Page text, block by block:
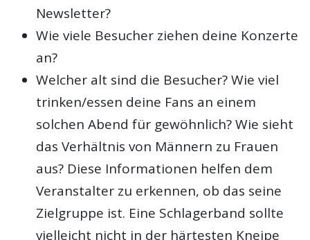
Newsletter?
Wie viele Besucher ziehen deine Konzerte
an?
Welcher alt sind die Besucher? Wie viel
trinken/essen deine Fans an einem
solchen Abend für gewöhnlich? Wie sieht
das Verhältnis von Männern zu Frauen
aus? Diese Informationen helfen dem
Veranstalter zu erkennen, ob das seine
Zielgruppe ist. Eine Schlagerband sollte
vielleicht nicht in der härtesten Kneipe